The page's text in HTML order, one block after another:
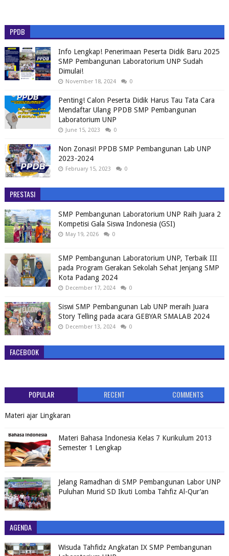
PPDB
Info Lengkap! Penerimaan Peserta Didik Baru 2025
SMP Pembangunan Laboratorium UNP Sudah
Dimulai!
November 18, 2024 0
Penting! Calon Peserta Didik Harus Tau Tata Cara
Mendaftar Ulang PPDB SMP Pembangunan
Laboratorium UNP
June 15, 2023 0
Non Zonasi! PPDB SMP Pembangunan Lab UNP
2023-2024
February 15, 2023 0
PRESTASI
SMP Pembangunan Laboratorium UNP Raih Juara 2
Kompetisi Gala Siswa Indonesia (GSI)
May 19, 2026 0
SMP Pembangunan Laboratorium UNP, Terbaik III
pada Program Gerakan Sekolah Sehat Jenjang SMP
Kota Padang 2024
December 17, 2024 0
Siswi SMP Pembangunan Lab UNP meraih Juara
Story Telling pada acara GEBYAR SMALAB 2024
December 13, 2024 0
FACEBOOK
POPULAR RECENT COMMENTS
Materi ajar Lingkaran
Materi Bahasa Indonesia Kelas 7 Kurikulum 2013
Semester 1 Lengkap
Jelang Ramadhan di SMP Pembangunan Labor UNP
Puluhan Murid SD Ikuti Lomba Tahfiz Al-Qur’an
AGENDA
Wisuda Tahfidz Angkatan IX SMP Pembangunan